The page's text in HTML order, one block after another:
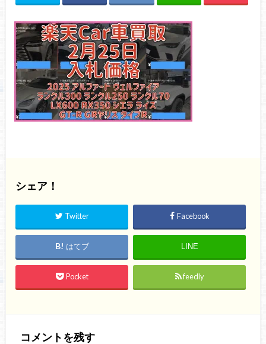
シェア！
Twitter Facebook
はてブ LINE
Pocket feedly
コメントを残す